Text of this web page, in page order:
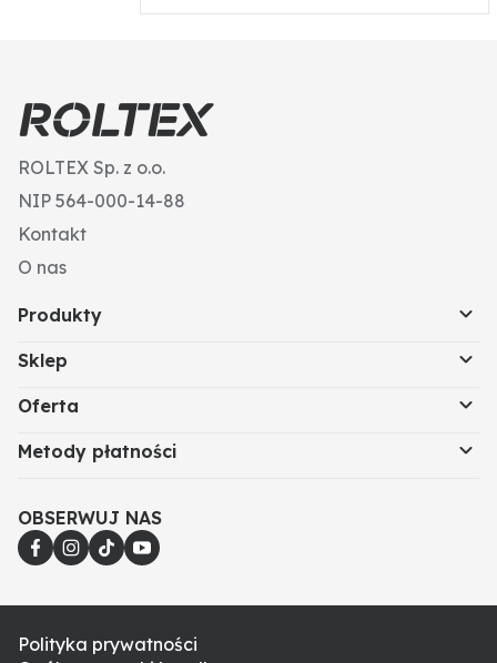
ROLTEX Sp. z o.o.
NIP 564-000-14-88
Kontakt
O nas
Produkty
Sklep
Oferta
Metody płatności
OBSERWUJ NAS
Polityka prywatności